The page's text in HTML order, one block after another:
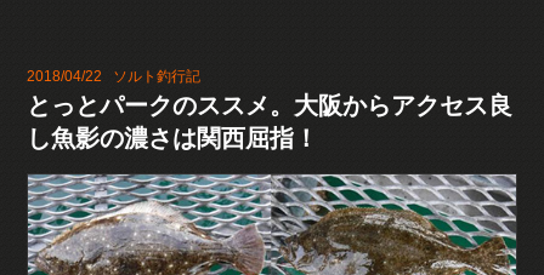
2018/04/22 ソルト釣行記
とっとパークのススメ。大阪からアクセス良
し魚影の濃さは関西屈指！